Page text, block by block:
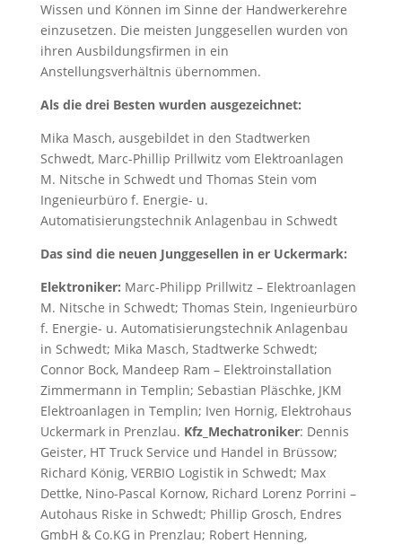
Wissen und Können im Sinne der Handwerkerehre
einzusetzen. Die meisten Junggesellen wurden von
ihren Ausbildungsfirmen in ein
Anstellungsverhältnis übernommen.
Als die drei Besten wurden ausgezeichnet:
Mika Masch, ausgebildet in den Stadtwerken
Schwedt, Marc-Phillip Prillwitz vom Elektroanlagen
M. Nitsche in Schwedt und Thomas Stein vom
Ingenieurbüro f. Energie- u.
Automatisierungstechnik Anlagenbau in Schwedt
Das sind die neuen Junggesellen in er Uckermark:
Elektroniker: Marc-Philipp Prillwitz – Elektroanlagen
M. Nitsche in Schwedt; Thomas Stein, Ingenieurbüro
f. Energie- u. Automatisierungstechnik Anlagenbau
in Schwedt; Mika Masch, Stadtwerke Schwedt;
Connor Bock, Mandeep Ram – Elektroinstallation
Zimmermann in Templin; Sebastian Pläschke, JKM
Elektroanlagen in Templin; Iven Hornig, Elektrohaus
Uckermark in Prenzlau. Kfz_Mechatroniker: Dennis
Geister, HT Truck Service und Handel in Brüssow;
Richard König, VERBIO Logistik in Schwedt; Max
Dettke, Nino-Pascal Kornow, Richard Lorenz Porrini –
Autohaus Riske in Schwedt; Phillip Grosch, Endres
GmbH & Co.KG in Prenzlau; Robert Henning,